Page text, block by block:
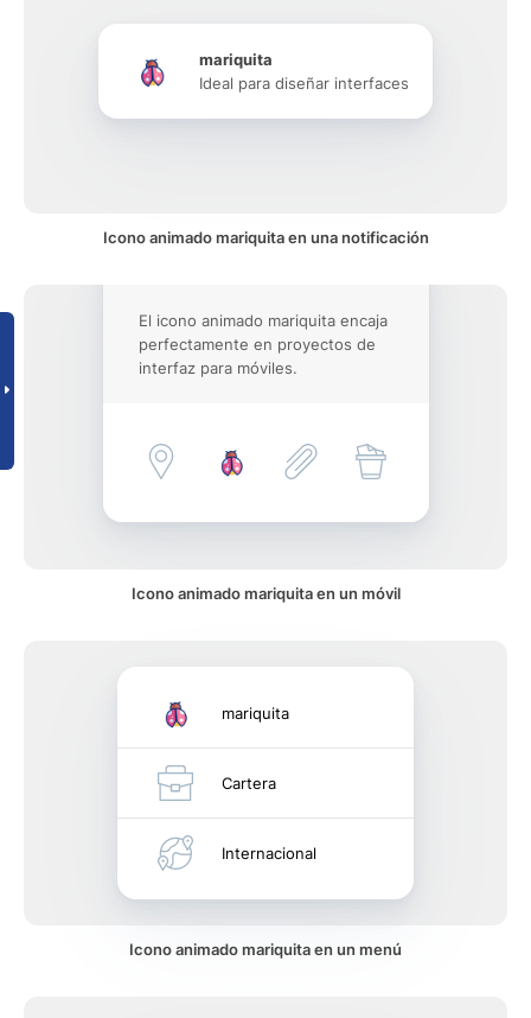
mariquita
Ideal para diseñar interfaces
Icono animado mariquita en una notificación
El icono animado mariquita encaja
perfectamente en proyectos de
interfaz para móviles.
Icono animado mariquita en un móvil
mariquita
Cartera
Internacional
Icono animado mariquita en un menú